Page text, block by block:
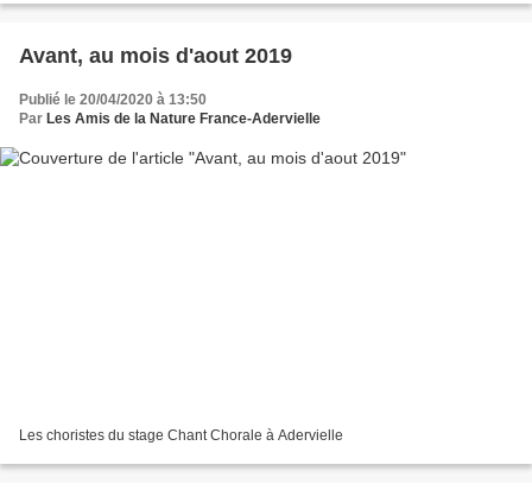
Avant, au mois d'aout 2019
Publié le 20/04/2020 à 13:50
Par Les Amis de la Nature France-Adervielle
Les choristes du stage Chant Chorale à Adervielle